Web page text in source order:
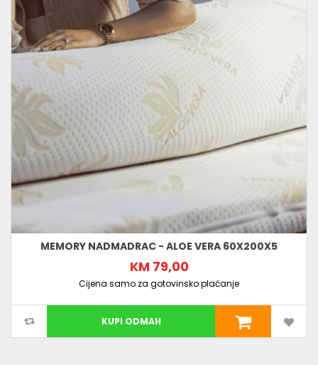
MEMORY NADMADRAC - ALOE VERA 60X200X5
KM 79,00
Cijena samo za gotovinsko plaćanje
KUPI ODMAH